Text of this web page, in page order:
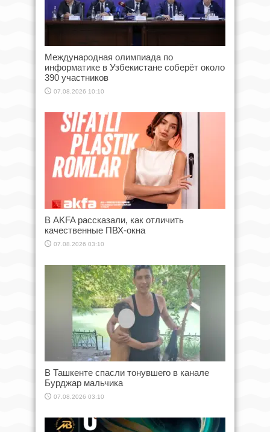
Международная олимпиада по
информатике в Узбекистане соберёт около
390 участников
07.08.2026 10:10
В AKFA рассказали, как отличить
качественные ПВХ-окна
07.08.2026 03:10
В Ташкенте спасли тонувшего в канале
Бурджар мальчика
07.08.2026 03:10